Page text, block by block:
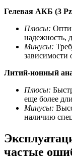
Гелевая АКБ (3
Плюсы:
надежность,
Минусы:
зависимости
Литий-ионный
Плюсы:
еще более
Минусы:
наличию
частые